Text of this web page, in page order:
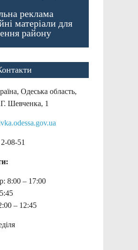
реклама
матеріали для
району
Одеська область,
Шевченка, 1
08-51
8:00 – 17:00
– 12:45